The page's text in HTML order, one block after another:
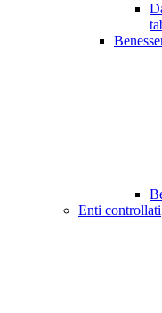
Enti controllati